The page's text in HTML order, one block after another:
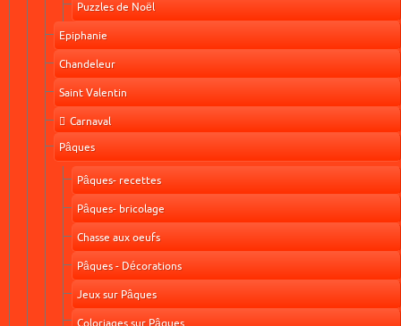
Puzzles de Noël
Epiphanie
Chandeleur
Saint Valentin
Carnaval
Pâques
Pâques- recettes
Pâques- bricolage
Chasse aux oeufs
Pâques - Décorations
Jeux sur Pâques
Coloriages sur Pâques